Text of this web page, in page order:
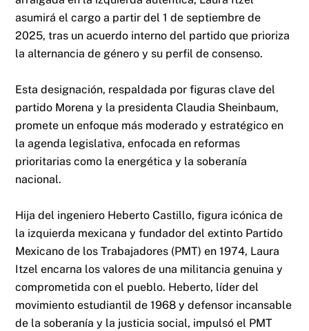
asumirá el cargo a partir del 1 de septiembre de
2025, tras un acuerdo interno del partido que prioriza
la alternancia de género y su perfil de consenso.
Esta designación, respaldada por figuras clave del
partido Morena y la presidenta Claudia Sheinbaum,
promete un enfoque más moderado y estratégico en
la agenda legislativa, enfocada en reformas
prioritarias como la energética y la soberanía
nacional.
Hija del ingeniero Heberto Castillo, figura icónica de
la izquierda mexicana y fundador del extinto Partido
Mexicano de los Trabajadores (PMT) en 1974, Laura
Itzel encarna los valores de una militancia genuina y
comprometida con el pueblo. Heberto, líder del
movimiento estudiantil de 1968 y defensor incansable
de la soberanía y la justicia social, impulsó el PMT